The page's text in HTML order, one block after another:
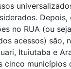
no RUA (ou
acessos) são,
Ituiutaba e
cinco municípios